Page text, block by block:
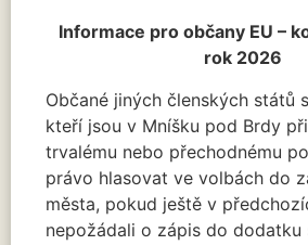
Informace pro občany EU –
rok 2026
Občané jiných členských států
kteří jsou v Mníšku pod Brdy
trvalému nebo přechodnému
právo hlasovat ve volbách do
města, pokud ještě v
nepožádali o zápis do dodatku